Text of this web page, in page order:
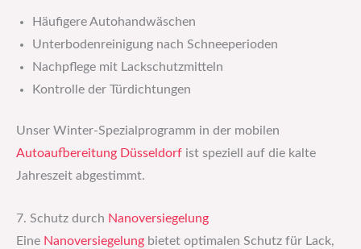
Häufigere Autohandwäschen
Unterbodenreinigung nach Schneeperioden
Nachpflege mit Lackschutzmitteln
Kontrolle der Türdichtungen
Unser Winter-Spezialprogramm in der mobilen
Autoaufbereitung Düsseldorf ist speziell auf die kalte
Jahreszeit abgestimmt.
7. Schutz durch Nanoversiegelung
Eine Nanoversiegelung bietet optimalen Schutz für Lack,